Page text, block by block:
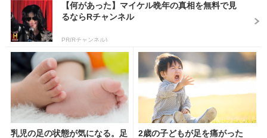
【何があった】マイケル晩年の真相を無料で見
るならRチャンネル
PR(Rチャンネル)
乳児の足の状態が気になる。足
2歳の子どもが足を痛がった